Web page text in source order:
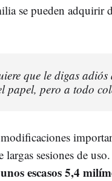
se pueden adquirir
que le digas
papel, pero a todo
largas sesiones de uso.
escasos 5,4